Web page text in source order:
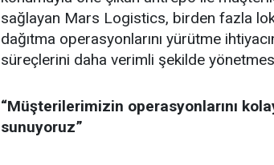
sağlayan Mars Logistics, birden fazla
dağıtma operasyonlarını yürütme
süreçlerini daha verimli şekilde
“Müşterilerimizin operasyonlarını
sunuyoruz”